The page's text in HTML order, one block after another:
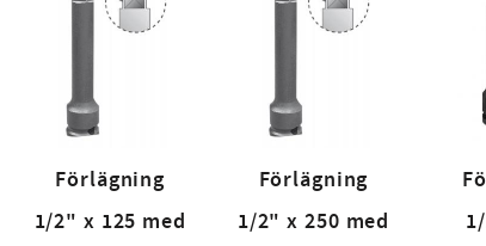
Förlägning
1/2" x 125 med
Förlägning
1/2" x 250 med